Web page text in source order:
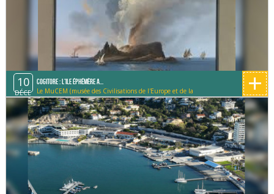
10
DÉCE
Cogitore : L'ile éphémère a...
Le MuCEM (musée des Civilisations de l'Europe et de la
Méditerranée)
+